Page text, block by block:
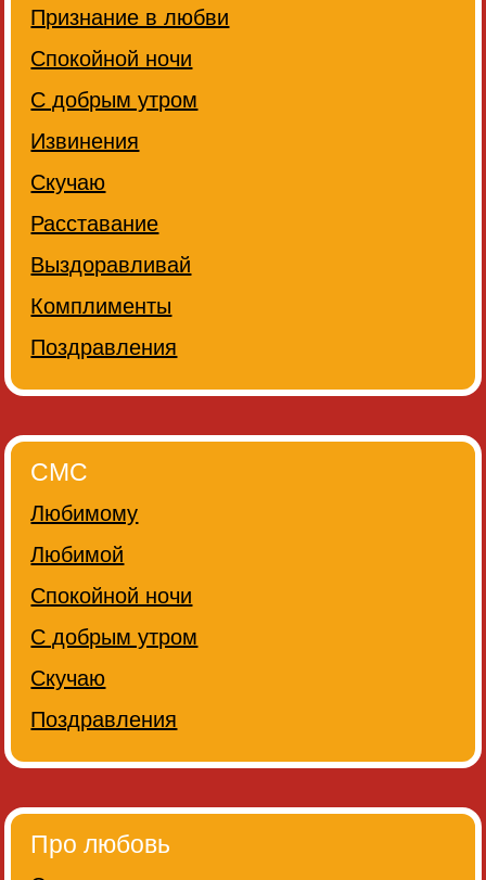
Признание в любви
Спокойной ночи
С добрым утром
Извинения
Скучаю
Расставание
Выздоравливай
Комплименты
Поздравления
СМС
Любимому
Любимой
Спокойной ночи
С добрым утром
Скучаю
Поздравления
Про любовь